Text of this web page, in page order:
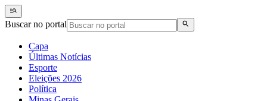
Buscar no portal
Capa
Últimas Notícias
Esporte
Eleições 2026
Política